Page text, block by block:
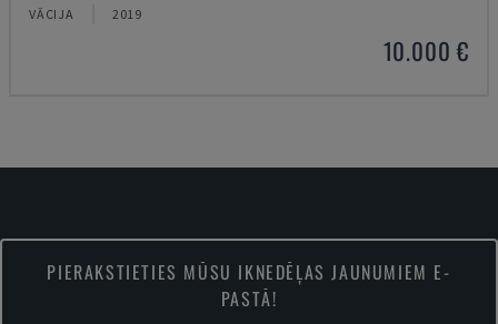
VĀCIJA 2019
10.000 €
PIERAKSTIETIES MŪSU IKNEDĒĻAS JAUNUMIEM E-
PASTĀ!